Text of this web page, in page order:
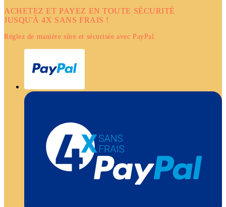
ACHETEZ ET PAYEZ EN TOUTE SÉCURITÉ
JUSQU'À 4X SANS FRAIS !
Réglez de manière sûre et sécurisée avec PayPal.